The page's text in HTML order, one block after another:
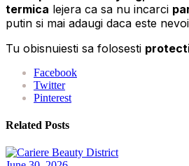
termica lejera ca sa nu incarci
putin si mai adaugi daca este
Tu obisnuiesti sa folosesti
Facebook
Twitter
Pinterest
Related Posts